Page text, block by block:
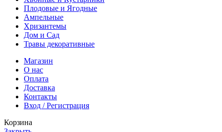
Плодовые и Ягодные
Ампельные
Хризантемы
Дом и Сад
Травы декоративные
Магазин
О нас
Оплата
Доставка
Контакты
Вход / Регистрация
Корзина